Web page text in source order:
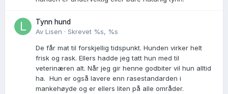
Tynn hund
Av Lisen · Skrevet %s, %s
De får mat til forskjellig tidspunkt. Hunden virker helt
frisk og rask. Ellers hadde jeg tatt hun med til
veterinæren alt. Når jeg gir henne godbiter vil hun alltid
ha. Hun er også lavere enn rasestandarden i
mankehøyde og er ellers liten på alle områder.